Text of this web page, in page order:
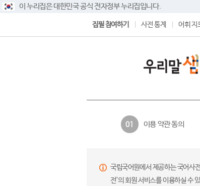
이 누리집은 대한민국 공식 전자정부 누리집입니다.
집필 참여하기 사전 통계 어휘 지
01 이용 약관 동의
국립국어원에서 제공하는 국어사
전’의 회원 서비스를 이용하실 수